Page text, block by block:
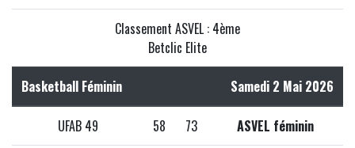
Classement ASVEL : 4ème
Betclic Elite
Basketball Féminin Samedi 2 Mai 2026
UFAB 49 58 73 ASVEL féminin